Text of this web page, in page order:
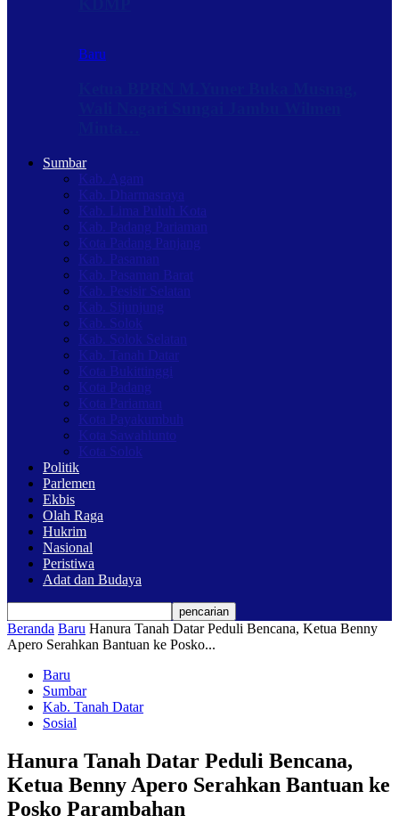
Baru
Sumbar
Kab. Agam
Kab. Dharmasraya
Kab. Lima Puluh Kota
Kab. Padang Pariaman
Kota Padang Panjang
Kab. Pasaman
Kab. Pasaman Barat
Kab. Pesisir Selatan
Kab. Sijunjung
Kab. Solok
Kab. Solok Selatan
Kab. Tanah Datar
Kota Bukittinggi
Kota Padang
Kota Pariaman
Kota Payakumbuh
Kota Sawahlunto
Kota Solok
Politik
Parlemen
Ekbis
Olah Raga
Hukrim
Nasional
Peristiwa
Adat dan Budaya
Beranda Baru Hanura Tanah Datar Peduli Bencana, Ketua Benny
Apero Serahkan Bantuan ke Posko...
Baru
Sumbar
Kab. Tanah Datar
Sosial
Hanura Tanah Datar Peduli Bencana,
Ketua Benny Apero Serahkan Bantuan ke
Posko Parambahan